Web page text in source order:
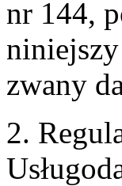
nr 144,
zwany
2.